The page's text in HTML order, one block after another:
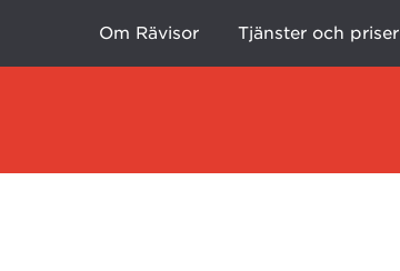
Om Rävisor Tjänster och priser